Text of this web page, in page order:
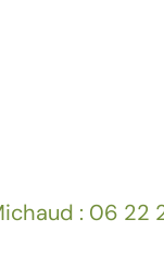
: 06 22